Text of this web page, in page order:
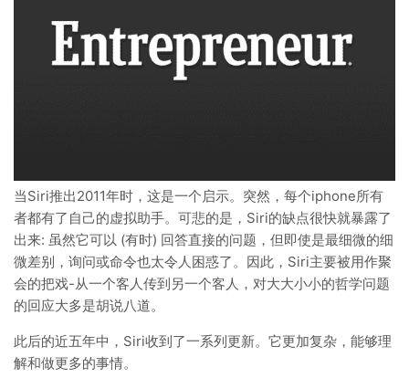
当Siri推出2011年时，这是一个启示。突然，每个iphone所有
者都有了自己的虚拟助手。可悲的是，Siri的缺点很快就暴露了
出来: 虽然它可以 (有时) 回答直接的问题，但即使是最细微的细
微差别，询问或命令也太令人困惑了。因此，Siri主要被用作聚
会的把戏-从一个客人传到另一个客人，对大大小小的哲学问题
的回应大多是胡说八道。
此后的近五年中，Siri收到了一系列更新。它更加复杂，能够理
解和做更多的事情。